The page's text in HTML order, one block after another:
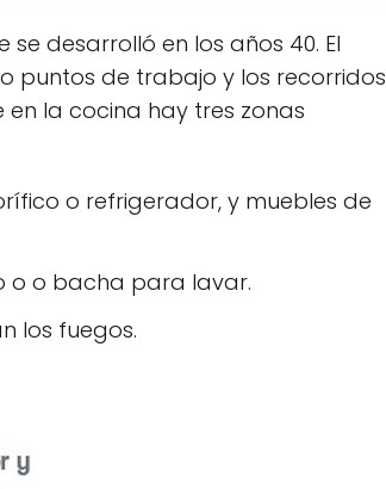
desarrolló en los años 40. El
puntos de trabajo y los recorridos
la cocina hay tres zonas
o refrigerador, y muebles de
o o bacha para lavar.
los fuegos.